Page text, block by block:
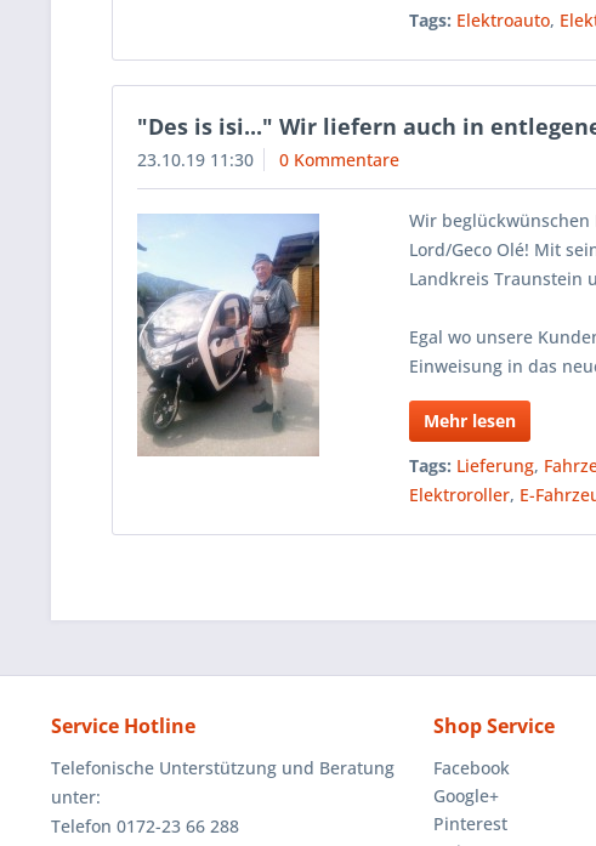
Tags: Elektroauto,
"Des is isi..." Wir liefern auch in
23.10.19 11:30 0 Kommentare
Wir beglückwünschen
Lord/Geco Olé! Mit
Landkreis Traunstein
Egal wo unsere
Einweisung in das
Mehr lesen
Tags: Lieferung,
Elektroroller, E-
Service Hotline
Telefonische Unterstützung und Beratung
unter:
Telefon 0172-23 66 288
Shop Service
Facebook
Google+
Pinterest